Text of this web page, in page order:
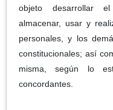
objeto desarrollar el
almacenar, usar y
personales, y los
constitucionales; así
misma, según lo
concordantes.